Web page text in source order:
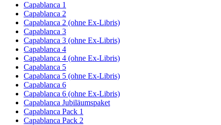
Capablanca 1
Capablanca 2
Capablanca 2 (ohne Ex-Libris)
Capablanca 3
Capablanca 3 (ohne Ex-Libris)
Capablanca 4
Capablanca 4 (ohne Ex-Libris)
Capablanca 5
Capablanca 5 (ohne Ex-Libris)
Capablanca 6
Capablanca 6 (ohne Ex-Libris)
Capablanca Jubiläumspaket
Capablanca Pack 1
Capablanca Pack 2